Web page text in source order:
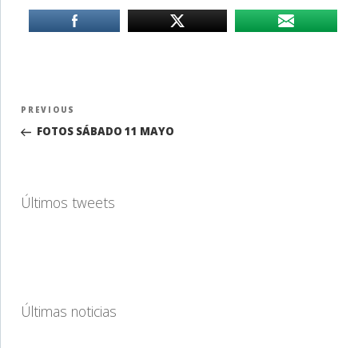
Navegación
entradas
Previous
Post
PREVIOUS
FOTOS SÁBADO 11 MAYO
Últimos tweets
Últimas noticias